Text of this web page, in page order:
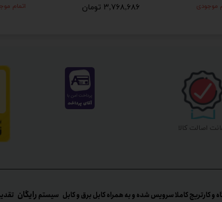
اتمام
۳,۷۶۸,۶۸۶ تومان
موجودی
اصالت کالا
و کارتریج کاملا سرویس شده و به همراه کابل برق و کابل سیستم رایگان